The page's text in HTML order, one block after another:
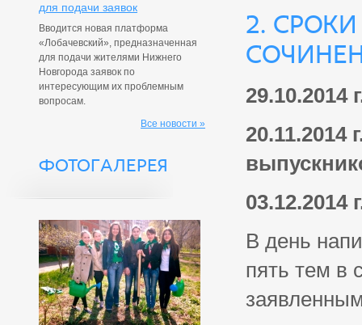
для подачи заявок
Вводится новая платформа
«Лобачевский», предназначенная
для подачи жителями Нижнего
Новгорода заявок по
интересующим их проблемным
вопросам.
Все новости »
ФОТОГАЛЕРЕЯ
2.
20.11.2014
03.12.2014
В день
пять тем в